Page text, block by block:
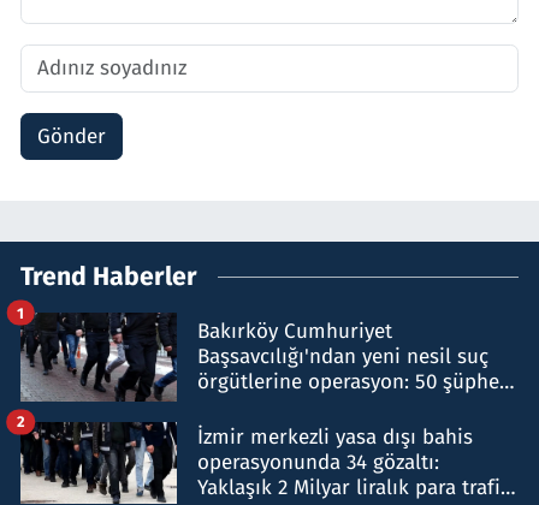
Gönder
Trend Haberler
Bakırköy Cumhuriyet
Başsavcılığı'ndan yeni nesil suç
örgütlerine operasyon: 50 şüpheli
1
İzmir merkezli yasa dışı bahis
operasyonunda 34 gözaltı:
Yaklaşık 2 Milyar liralık para trafiği
2